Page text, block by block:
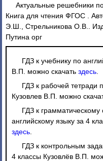
Актуальные решебники
Книга для чтения ФГОС .
Э.Ш., Стрельникова О.В..
Путина орг
ГДЗ к учебнику по
В.П. можно скачать здесь
ГДЗ к рабочей тетради
Кузовлев В.П. можно
ГДЗ к
английскому языку за 4
здесь
ГДЗ к контрольным
4 классы Кузовлёв В.П.